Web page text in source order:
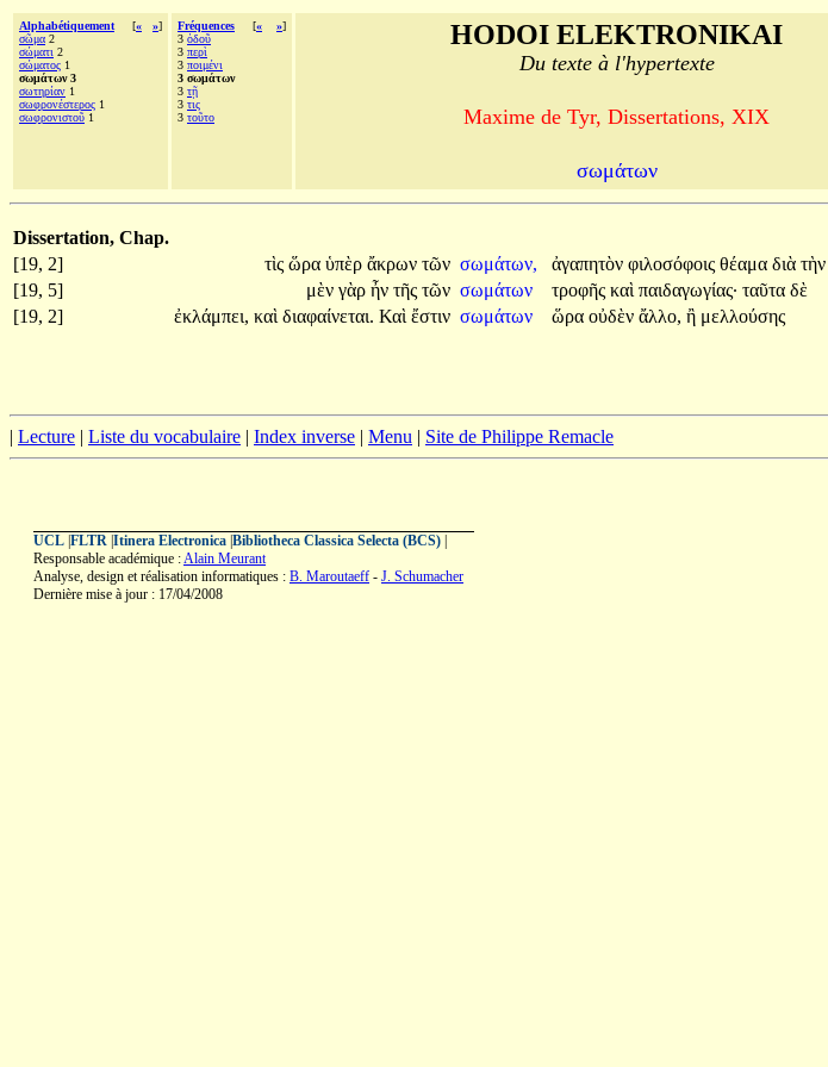
Alphabétiquement [« »]
σῶμα 2
σώματι 2
σώματος 1
σωμάτων 3
σωτηρίαν 1
σωφρονέστερος 1
σωφρονιστοῦ 1
Fréquences [« »]
3 ὁδοῦ
3 περὶ
3 ποιμένι
3 σωμάτων
3 τῇ
3 τις
3 τοῦτο
HODOI ELEKTRONIKAI
Du texte à l'hypertexte
Maxime de Tyr, Dissertations, XIX
σωμάτων
Dissertation, Chap.
[19, 2]
τὶς ὥρα ὑπὲρ ἄκρων τῶν σωμάτων, ἀγαπητὸν φιλοσόφοις θέαμα διὰ τὴν
[19, 5]
μὲν γὰρ ἦν τῆς τῶν σωμάτων τροφῆς καὶ παιδαγωγίας· ταῦτα δὲ
[19, 2]
ἐκλάμπει, καὶ διαφαίνεται. Καὶ ἔστιν σωμάτων ὥρα οὐδὲν ἄλλο, ἢ μελλούσης
| Lecture | Liste du vocabulaire | Index inverse | Menu | Site de Philippe Remacle
UCL FLTR Itinera Electronica Bibliotheca Classica Selecta (BCS)
Responsable académique :Alain Meurant
Analyse, design et réalisation informatiques : B. Maroutaeff - J. Schumacher
Dernière mise à jour : 17/04/2008